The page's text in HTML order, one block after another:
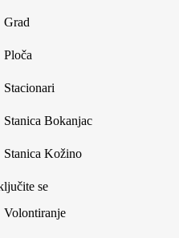
Grad
Ploča
Stacionari
Stanica Bokanjac
Stanica Kožino
se
Volontiranje